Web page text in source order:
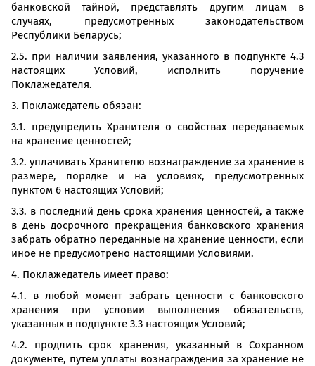
банковской тайной, представлять другим лицам в
случаях, предусмотренных законодательством
Республики Беларусь;
2.5. при наличии заявления, указанного в подпункте 4.3
настоящих Условий, исполнить поручение
Поклажедателя.
3. Поклажедатель обязан:
3.1. предупредить Хранителя о свойствах передаваемых
на хранение ценностей;
3.2. уплачивать Хранителю вознаграждение за хранение в
размере, порядке и на условиях, предусмотренных
пунктом 6 настоящих Условий;
3.3. в последний день срока хранения ценностей, а также
в день досрочного прекращения банковского хранения
забрать обратно переданные на хранение ценности, если
иное не предусмотрено настоящими Условиями.
4. Поклажедатель имеет право:
4.1. в любой момент забрать ценности с банковского
хранения при условии выполнения обязательств,
указанных в подпункте 3.3 настоящих Условий;
4.2. продлить срок хранения, указанный в Сохранном
документе, путем уплаты вознаграждения за хранение не